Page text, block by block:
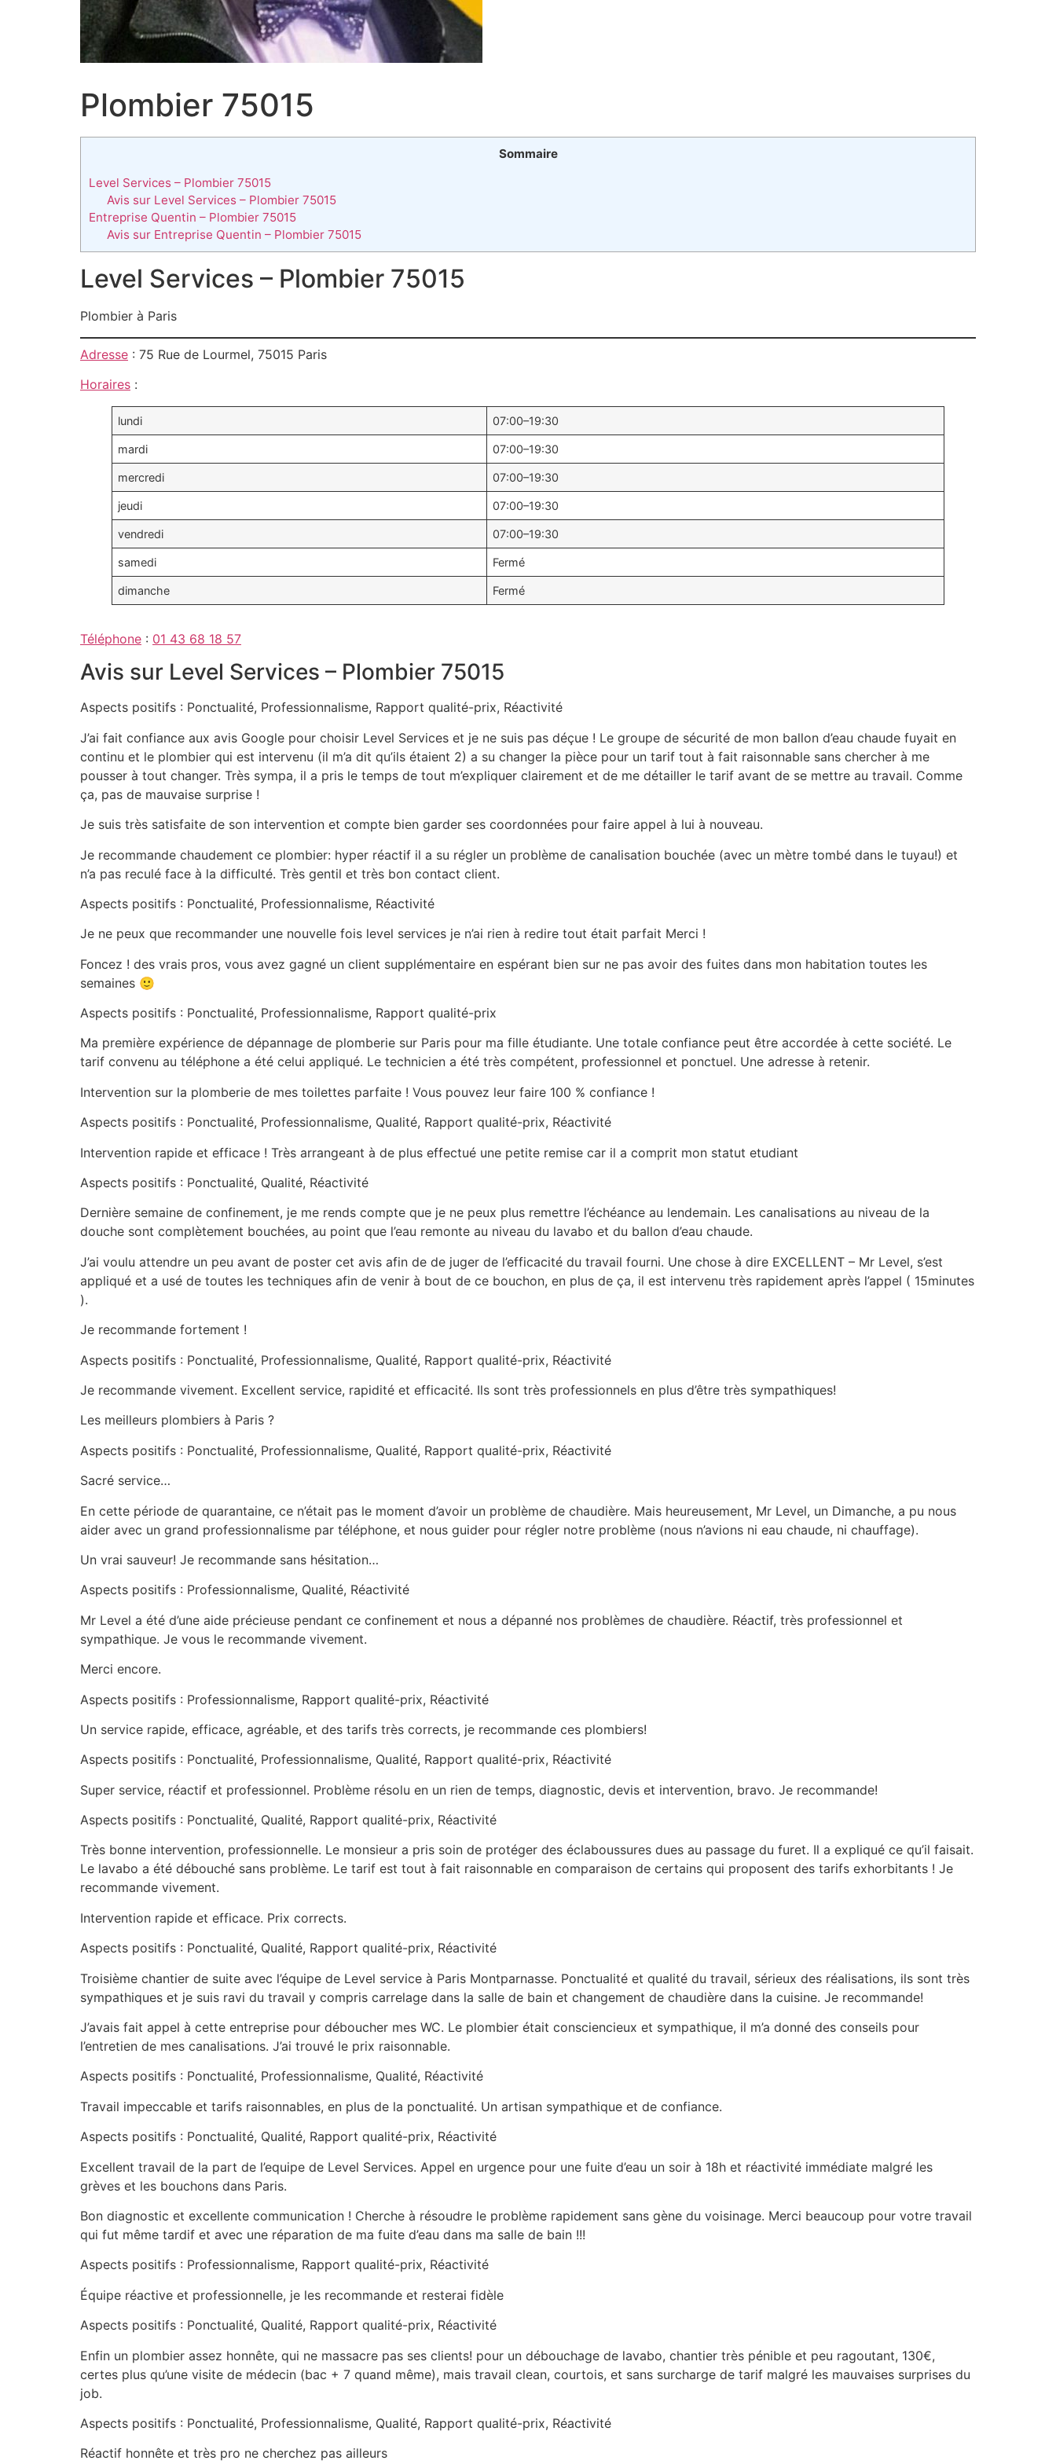
Plombier 75015
Sommaire
Level Services – Plombier 75015
Avis sur Level Services – Plombier 75015
Entreprise Quentin – Plombier 75015
Avis sur Entreprise Quentin – Plombier 75015
Level Services – Plombier 75015
Plombier à Paris
Adresse : 75 Rue de Lourmel, 75015 Paris
Horaires :
lundi 07:00–19:30
mardi 07:00–19:30
mercredi 07:00–19:30
jeudi 07:00–19:30
vendredi 07:00–19:30
samedi Fermé
dimanche Fermé
Téléphone : 01 43 68 18 57
Avis sur Level Services – Plombier 75015
Aspects positifs : Ponctualité, Professionnalisme, Rapport qualité-prix, Réactivité
J’ai fait confiance aux avis Google pour choisir Level Services et je ne suis pas déçue ! Le groupe de sécurité de mon ballon d’eau chaude fuyait en
continu et le plombier qui est intervenu (il m’a dit qu’ils étaient 2) a su changer la pièce pour un tarif tout à fait raisonnable sans chercher à me
pousser à tout changer. Très sympa, il a pris le temps de tout m’expliquer clairement et de me détailler le tarif avant de se mettre au travail. Comme
ça, pas de mauvaise surprise !
Je suis très satisfaite de son intervention et compte bien garder ses coordonnées pour faire appel à lui à nouveau.
Je recommande chaudement ce plombier: hyper réactif il a su régler un problème de canalisation bouchée (avec un mètre tombé dans le tuyau!) et
n’a pas reculé face à la difficulté. Très gentil et très bon contact client.
Aspects positifs : Ponctualité, Professionnalisme, Réactivité
Je ne peux que recommander une nouvelle fois level services je n’ai rien à redire tout était parfait Merci !
Foncez ! des vrais pros, vous avez gagné un client supplémentaire en espérant bien sur ne pas avoir des fuites dans mon habitation toutes les
semaines 🙂
Aspects positifs : Ponctualité, Professionnalisme, Rapport qualité-prix
Ma première expérience de dépannage de plomberie sur Paris pour ma fille étudiante. Une totale confiance peut être accordée à cette société. Le
tarif convenu au téléphone a été celui appliqué. Le technicien a été très compétent, professionnel et ponctuel. Une adresse à retenir.
Intervention sur la plomberie de mes toilettes parfaite ! Vous pouvez leur faire 100 % confiance !
Aspects positifs : Ponctualité, Professionnalisme, Qualité, Rapport qualité-prix, Réactivité
Intervention rapide et efficace ! Très arrangeant à de plus effectué une petite remise car il a comprit mon statut etudiant
Aspects positifs : Ponctualité, Qualité, Réactivité
Dernière semaine de confinement, je me rends compte que je ne peux plus remettre l’échéance au lendemain. Les canalisations au niveau de la
douche sont complètement bouchées, au point que l’eau remonte au niveau du lavabo et du ballon d’eau chaude.
J’ai voulu attendre un peu avant de poster cet avis afin de de juger de l’efficacité du travail fourni. Une chose à dire EXCELLENT – Mr Level, s’est
appliqué et a usé de toutes les techniques afin de venir à bout de ce bouchon, en plus de ça, il est intervenu très rapidement après l’appel ( 15minutes
).
Je recommande fortement !
Aspects positifs : Ponctualité, Professionnalisme, Qualité, Rapport qualité-prix, Réactivité
Je recommande vivement. Excellent service, rapidité et efficacité. Ils sont très professionnels en plus d’être très sympathiques!
Les meilleurs plombiers à Paris ?
Aspects positifs : Ponctualité, Professionnalisme, Qualité, Rapport qualité-prix, Réactivité
Sacré service…
En cette période de quarantaine, ce n’était pas le moment d’avoir un problème de chaudière. Mais heureusement, Mr Level, un Dimanche, a pu nous
aider avec un grand professionnalisme par téléphone, et nous guider pour régler notre problème (nous n’avions ni eau chaude, ni chauffage).
Un vrai sauveur! Je recommande sans hésitation…
Aspects positifs : Professionnalisme, Qualité, Réactivité
Mr Level a été d’une aide précieuse pendant ce confinement et nous a dépanné nos problèmes de chaudière. Réactif, très professionnel et
sympathique. Je vous le recommande vivement.
Merci encore.
Aspects positifs : Professionnalisme, Rapport qualité-prix, Réactivité
Un service rapide, efficace, agréable, et des tarifs très corrects, je recommande ces plombiers!
Aspects positifs : Ponctualité, Professionnalisme, Qualité, Rapport qualité-prix, Réactivité
Super service, réactif et professionnel. Problème résolu en un rien de temps, diagnostic, devis et intervention, bravo. Je recommande!
Aspects positifs : Ponctualité, Qualité, Rapport qualité-prix, Réactivité
Très bonne intervention, professionnelle. Le monsieur a pris soin de protéger des éclaboussures dues au passage du furet. Il a expliqué ce qu’il faisait.
Le lavabo a été débouché sans problème. Le tarif est tout à fait raisonnable en comparaison de certains qui proposent des tarifs exhorbitants ! Je
recommande vivement.
Intervention rapide et efficace. Prix corrects.
Aspects positifs : Ponctualité, Qualité, Rapport qualité-prix, Réactivité
Troisième chantier de suite avec l’équipe de Level service à Paris Montparnasse. Ponctualité et qualité du travail, sérieux des réalisations, ils sont très
sympathiques et je suis ravi du travail y compris carrelage dans la salle de bain et changement de chaudière dans la cuisine. Je recommande!
J’avais fait appel à cette entreprise pour déboucher mes WC. Le plombier était consciencieux et sympathique, il m’a donné des conseils pour
l’entretien de mes canalisations. J’ai trouvé le prix raisonnable.
Aspects positifs : Ponctualité, Professionnalisme, Qualité, Réactivité
Travail impeccable et tarifs raisonnables, en plus de la ponctualité. Un artisan sympathique et de confiance.
Aspects positifs : Ponctualité, Qualité, Rapport qualité-prix, Réactivité
Excellent travail de la part de l’equipe de Level Services. Appel en urgence pour une fuite d’eau un soir à 18h et réactivité immédiate malgré les
grèves et les bouchons dans Paris.
Bon diagnostic et excellente communication ! Cherche à résoudre le problème rapidement sans gène du voisinage. Merci beaucoup pour votre travail
qui fut même tardif et avec une réparation de ma fuite d’eau dans ma salle de bain !!!
Aspects positifs : Professionnalisme, Rapport qualité-prix, Réactivité
Équipe réactive et professionnelle, je les recommande et resterai fidèle
Aspects positifs : Ponctualité, Qualité, Rapport qualité-prix, Réactivité
Enfin un plombier assez honnête, qui ne massacre pas ses clients! pour un débouchage de lavabo, chantier très pénible et peu ragoutant, 130€,
certes plus qu’une visite de médecin (bac + 7 quand même), mais travail clean, courtois, et sans surcharge de tarif malgré les mauvaises surprises du
job.
Aspects positifs : Ponctualité, Professionnalisme, Qualité, Rapport qualité-prix, Réactivité
Réactif honnête et très pro ne cherchez pas ailleurs